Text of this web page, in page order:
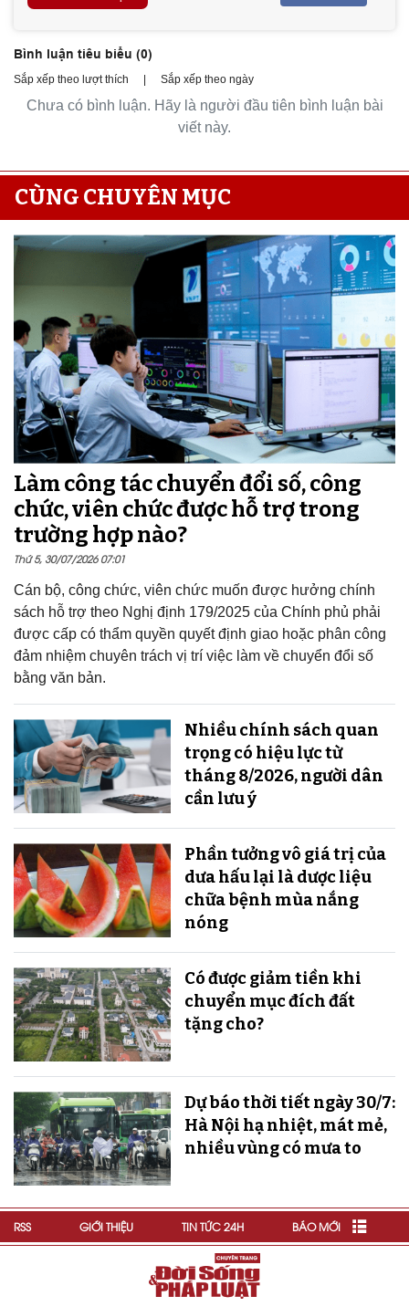
Bình luận tiêu biểu (0)
Sắp xếp theo lượt thích Sắp xếp theo ngày
Chưa có bình luận. Hãy là người đầu tiên bình luận bài
viết này.
CÙNG CHUYÊN MỤC
Làm công tác chuyển đổi số, công
chức, viên chức được hỗ trợ trong
trường hợp nào?
Thứ 5, 30/07/2026 07:01
Cán bộ, công chức, viên chức muốn được hưởng chính
sách hỗ trợ theo Nghị định 179/2025 của Chính phủ phải
được cấp có thẩm quyền quyết định giao hoặc phân công
đảm nhiệm chuyên trách vị trí việc làm về chuyển đổi số
bằng văn bản.
Nhiều chính sách quan
trọng có hiệu lực từ
tháng 8/2026, người dân
cần lưu ý
Phần tưởng vô giá trị của
dưa hấu lại là dược liệu
chữa bệnh mùa nắng
nóng
Có được giảm tiền khi
chuyển mục đích đất
tặng cho?
Dự báo thời tiết ngày 30/7:
Hà Nội hạ nhiệt, mát mẻ,
nhiều vùng có mưa to
RSS GIỚI THIỆU TIN TỨC 24H BÁO MỚI